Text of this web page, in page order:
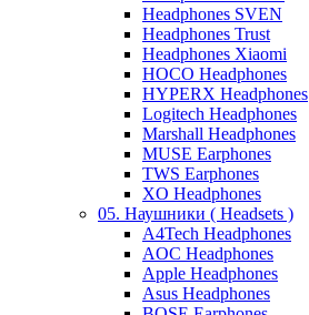
Headphones SVEN
Headphones Trust
Headphones Xiaomi
HOCO Headphones
HYPERX Headphones
Logitech Headphones
Marshall Headphones
MUSE Earphones
TWS Earphones
XO Headphones
05. Наушники ( Headsets )
A4Tech Headphones
AOC Headphones
Apple Headphones
Asus Headphones